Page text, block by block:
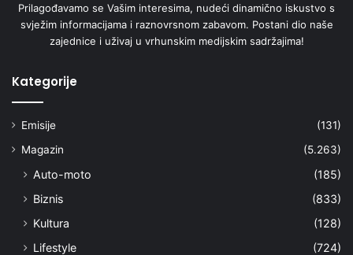
Prilagođavamo se Vašim interesima, nudeći dinamično iskustvo s
svježim informacijama i raznovrsnom zabavom. Postani dio naše
zajednice i uživaj u vrhunskim medijskim sadržajima!
Kategorije
Emisije
(131)
Magazin
(5.263)
Auto-moto
(185)
Biznis
(833)
Kultura
(128)
Lifestyle
(724)